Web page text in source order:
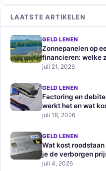
LAATSTE ARTIKELEN
GELD LENEN
Zonnepanelen op
financieren: welke
juli 21, 2026
GELD LENEN
Factoring en
werkt het en wat
juli 18, 2026
GELD LENEN
Wat kost
je de verborgen
juli 4, 2026